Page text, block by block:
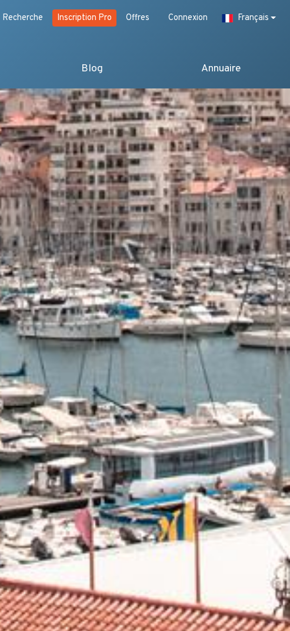
Recherche Inscription Pro Offres Connexion Français
Blog Annuaire